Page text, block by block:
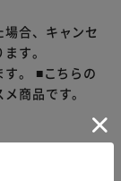
合、キャンセ
す。
。 ■こちらの
商品です。